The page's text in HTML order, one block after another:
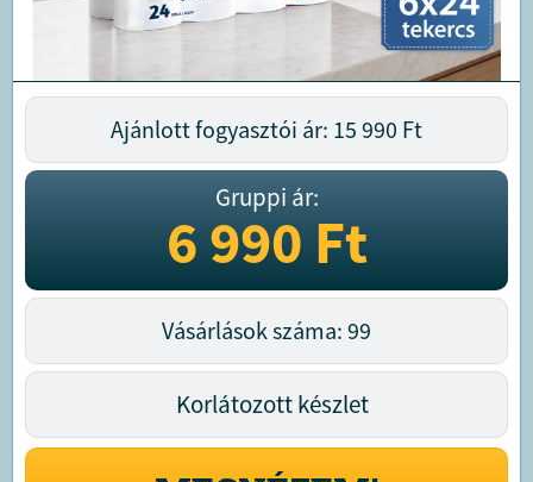
Ajánlott fogyasztói ár: 15 990 Ft
Gruppi ár:
6 990Ft
Vásárlások száma: 99
Korlátozott készlet